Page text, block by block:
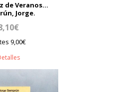
de Veranos...
Jorge.
9,00€